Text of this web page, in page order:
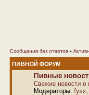
Сообщения без ответов •
ПИВНОЙ ФОРУМ
Пивные
Свежие новости о
Модераторы: fysx